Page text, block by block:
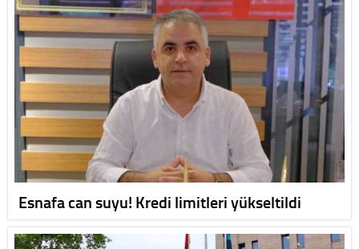
Esnafa can suyu! Kredi limitleri yükseltildi